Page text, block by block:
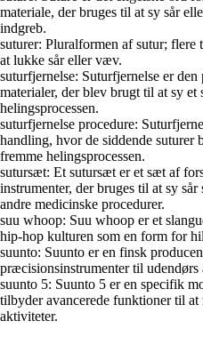
materiale, der bruges til at sy sår
indgreb.
suturer: Pluralformen af sutur; flere
at lukke sår eller væv.
suturfjernelse: Suturfjernelse er
materialer, der blev brugt til at sy et
helingsprocessen.
suturfjernelse procedure:
handling, hvor de siddende suturer
fremme helingsprocessen.
sutursæt: Et sutursæt er et sæt af
instrumenter, der bruges til at sy
andre medicinske procedurer.
suu whoop: Suu whoop er et
hip-hop kulturen som en form for
suunto: Suunto er en finsk
præcisionsinstrumenter til udendørs
suunto 5: Suunto 5 er en specifik
tilbyder avancerede funktioner til
aktiviteter.